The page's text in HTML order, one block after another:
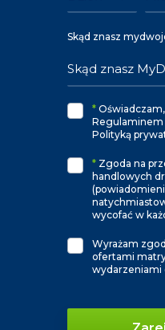
Skąd znasz
* Oświadczam,
Regulaminem
Polityką
* Zgoda na
handlowych
wycofać w
Wyrażam
ofertami
wydarzeniami